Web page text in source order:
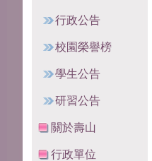
行政公告
校園榮譽榜
學生公告
研習公告
關於壽山
行政單位